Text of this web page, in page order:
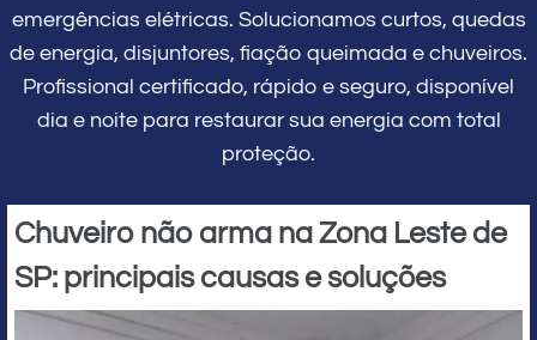
emergências elétricas. Solucionamos curtos, quedas
de energia, disjuntores, fiação queimada e chuveiros.
Profissional certificado, rápido e seguro, disponível
dia e noite para restaurar sua energia com total
proteção.
Chuveiro não arma na Zona Leste de
SP: principais causas e soluções